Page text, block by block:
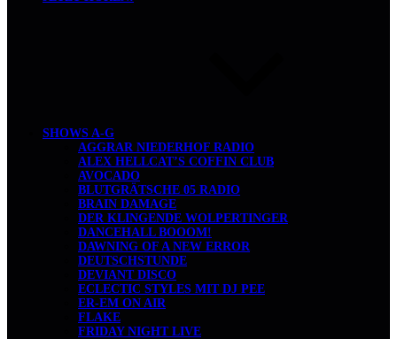
SHOWS A-G
AGGRAR NIEDERHOF RADIO
ALEX HELLCAT’S COFFIN CLUB
AVOCADO
BLUTGRÄTSCHE 05 RADIO
BRAIN DAMAGE
DER KLINGENDE WOLPERTINGER
DANCEHALL BOOOM!
DAWNING OF A NEW ERROR
DEUTSCHSTUNDE
DEVIANT DISCO
ECLECTIC STYLES MIT DJ PEE
ER-EM ON AIR
FLAKE
FRIDAY NIGHT LIVE